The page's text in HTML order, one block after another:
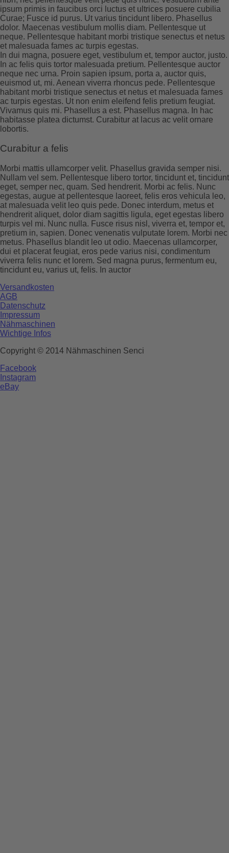
ipsum primis in faucibus orci luctus et ultrices posuere cubilia
Curae; Fusce id purus. Ut varius tincidunt libero. Phasellus
dolor. Maecenas vestibulum mollis diam. Pellentesque ut
neque. Pellentesque habitant morbi tristique senectus et netus
et malesuada fames ac turpis egestas.
In dui magna, posuere eget, vestibulum et, tempor auctor, justo.
In ac felis quis tortor malesuada pretium. Pellentesque auctor
neque nec urna. Proin sapien ipsum, porta a, auctor quis,
euismod ut, mi. Aenean viverra rhoncus pede. Pellentesque
habitant morbi tristique senectus et netus et malesuada fames
ac turpis egestas. Ut non enim eleifend felis pretium feugiat.
Vivamus quis mi. Phasellus a est. Phasellus magna. In hac
habitasse platea dictumst. Curabitur at lacus ac velit ornare
lobortis.
Curabitur a felis
Morbi mattis ullamcorper velit. Phasellus gravida semper nisi.
Nullam vel sem. Pellentesque libero tortor, tincidunt et, tincidunt
eget, semper nec, quam. Sed hendrerit. Morbi ac felis. Nunc
egestas, augue at pellentesque laoreet, felis eros vehicula leo,
at malesuada velit leo quis pede. Donec interdum, metus et
hendrerit aliquet, dolor diam sagittis ligula, eget egestas libero
turpis vel mi. Nunc nulla. Fusce risus nisl, viverra et, tempor et,
pretium in, sapien. Donec venenatis vulputate lorem. Morbi nec
metus. Phasellus blandit leo ut odio. Maecenas ullamcorper,
dui et placerat feugiat, eros pede varius nisi, condimentum
viverra felis nunc et lorem. Sed magna purus, fermentum eu,
tincidunt eu, varius ut, felis. In auctor
Versandkosten
AGB
Datenschutz
Impressum
Nähmaschinen
Wichtige Infos
Copyright © 2014 Nähmaschinen Senci
Facebook
Instagram
eBay